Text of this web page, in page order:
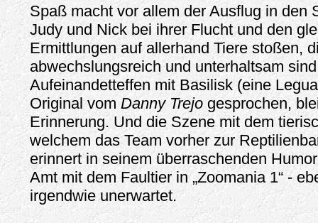
Spaß macht vor allem der Ausflug in den
Judy und Nick bei ihrer Flucht und den
Ermittlungen auf allerhand Tiere stoßen,
abwechslungsreich und unterhaltsam
Aufeinandetteffen mit Basilisk (eine
Original vom Danny Trejo gesprochen,
Erinnerung. Und die Szene mit dem
welchem das Team vorher zur
erinnert in seinem überraschenden
Amt mit dem Faultier in „Zoomania 1“ -
irgendwie unerwartet.